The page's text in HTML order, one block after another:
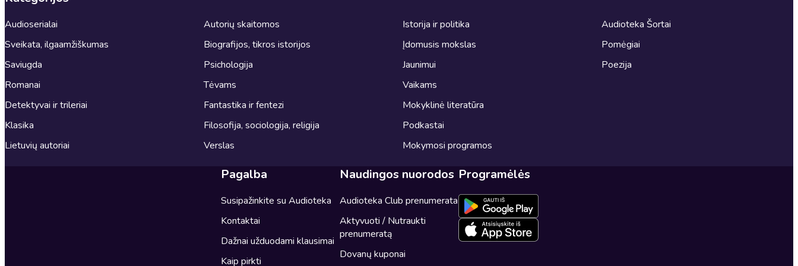
Audioserialai
Sveikata, ilgaamžiškumas
Saviugda
Romanai
Detektyvai ir trileriai
Klasika
Lietuvių autoriai
Autorių skaitomos
Biografijos, tikros istorijos
Psichologija
Tėvams
Fantastika ir fentezi
Filosofija, sociologija, religija
Verslas
Istorija ir politika
Įdomusis mokslas
Jaunimui
Vaikams
Mokyklinė literatūra
Podkastai
Mokymosi programos
Audioteka Šortai
Pomėgiai
Poezija
Pagalba
Susipažinkite su Audioteka
Kontaktai
Dažnai užduodami klausimai
Kaip pirkti
Naudingos nuorodos
Audioteka Club prenumerata
Aktyvuoti / Nutraukti
prenumeratą
Dovanų kuponai
Programėlės